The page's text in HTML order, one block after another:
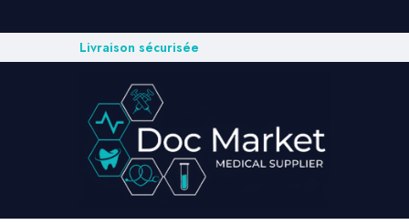
Livraison sécurisée